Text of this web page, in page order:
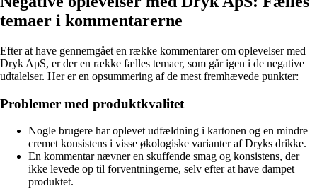
temaer i kommentarerne
Efter at have gennemgået en række kommentarer om oplevelser med
Dryk ApS, er der en række fælles temaer, som går igen i de negative
udtalelser. Her er en opsummering af de mest fremhævede punkter:
Problemer med produktkvalitet
Nogle brugere har oplevet udfældning i kartonen og en mindre
cremet konsistens i visse økologiske varianter af Dryks drikke.
En kommentar nævner en skuffende smag og konsistens, der
ikke levede op til forventningerne, selv efter at have dampet
produktet.